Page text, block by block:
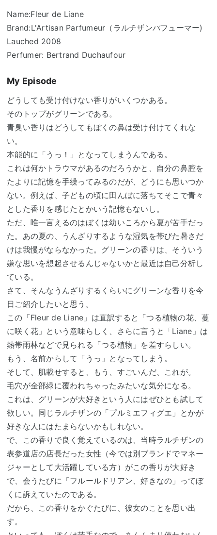
Name:Fleur de Liane
Brand:L'Artisan Parfumeur（ラルチザンパフューマー)
Lauched 2008
Perfumer: Bertrand Duchaufour
My Episode
どうしても受け付けない香りがいくつかある。
そのトップがグリーンである。
青臭い香りはどうしてもぼくの鼻は受け付けてくれな
い。
本能的に「うっ！」となってしまうんである。
これは何かトラウマがあるのだろうかと、自分の鼻腔を
たよりに記憶を手繰ってみるのだが、どうにも思いつか
ない。例えば、子どもの頃に田んぼに落ちてそこで青々
とした香りを感じたとかいう記憶もないし。
ただ、唯一言えるのはぼくは幼いころから夏が苦手だっ
た。あの夏の、うんざりするような湿気を帯びた暑さだ
けは我慢がならなかった。グリーンの香りは、そういう
嫌な思いを想起させるんじゃないかと最近は自己分析し
ている。
さて、そんなうんざりするくらいにグリーンな香りを今
日ご紹介したいと思う。
この「Fleur de Liane」は直訳すると「つる植物の花、蔓
に咲く花」という意味らしく、さらに言うと「Liane」は
熱帯雨林などで見られる「つる植物」を差すらしい。
もう、名前からして「うっ」となってしまう。
そして、肌載せすると、もう、すごいんだ、これが。
毛穴が全部緑に覆われちゃったみたいな気分になる。
これは、グリーンが大好きという人にはぜひとも試して
欲しい。同じラルチザンの「プルミエフィグエ」とかが
好きな人にはたまらないかもしれない。
で、この香りで良く覚えているのは、当時ラルチザンの
表参道店の店長だった女性（今では別ブランドでマネー
ジャーとして大活躍している方）がこの香りが大好き
で、会うたびに「フルールドリアン、好きなの」ってぼ
くに訴えていたのである。
だから、この香りをかぐたびに、彼女のことを思い出
す。